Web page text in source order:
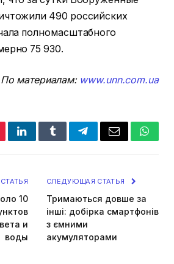
490 российских
полномасштабного
75 930.
По материалам: www.unn.com.ua
LinkedInTumblrTelegramEmail
10
и
воды
СЛЕДУЮЩАЯ СТАТЬЯ
Тримаються довше за
інші: добірка смартфонів
з ємними
акумуляторами